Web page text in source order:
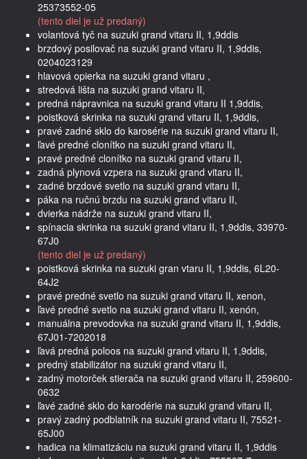
25373552-05
(tento diel je už predaný)
volantová tyč na suzuki grand vitaru II, 1,9ddis
brzdový posilovač na suzuki grand vitaru II, 1,9ddis,
0204023129
hlavová opierka na suzuki grand vitaru ,
stredová lišta na suzuki grand vitaru II,
predná nápravnica na suzuki grand vitaru II 1,9ddis,
poistková skrinka na suzuki grand vitaru II, 1,9ddis,
pravé zadné sklo do karosérie na suzuki grand vitaru II,
ľavé predné clonítko na suzuki grand vitaru II,
pravé predné clonítko na suzuki grand vitaru II,
zadná plynová vzpera na suzuki grand vitaru II,
zadné brzdové svetlo na suzuki grand vitaru II,
páka na ručnú brzdu na suzuki grand vitaru II,
dvierka nádrže na suzuki grand vitaru II,
spínacia skrinka na suzuki grand vitaru II, 1,9ddis, 33970-
67J0
(tento diel je už predaný)
poistková skrinka na suzuki gran vtaru II, 1,9ddis, 6L20-
64J2
pravé predné svetlo na suzuki grand vitaru II, xenon,
ľavé predné svetlo na suzuki grand vitaru II, xenón,
manuálna prevodovka na suzuki grand vitaru II, 1,9ddis,
67J01-7202018
ľavá predná poloos na suzuki grand vitaru II, 1,9ddis,
predný stabilizátor na suzuki grand vitaru II,
zadný motorček stierača na suzuki grand vitaru II, 259600-
0632
ľavé zadné sklo do karodérie na suzuki grand vitaru II,
pravý zadný podblatník na suzuki grand vitaru II, 75521-
65J00
hadica na klimatizáciu na suzuki grand vitaru II, 1,9ddis